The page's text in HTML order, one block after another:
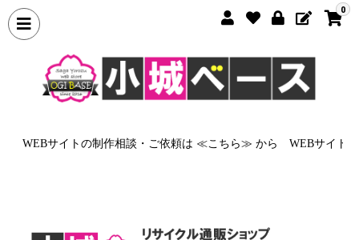
0
WEBサイトの制作相談・ご依頼は ≪こちら≫ から WEBサイト